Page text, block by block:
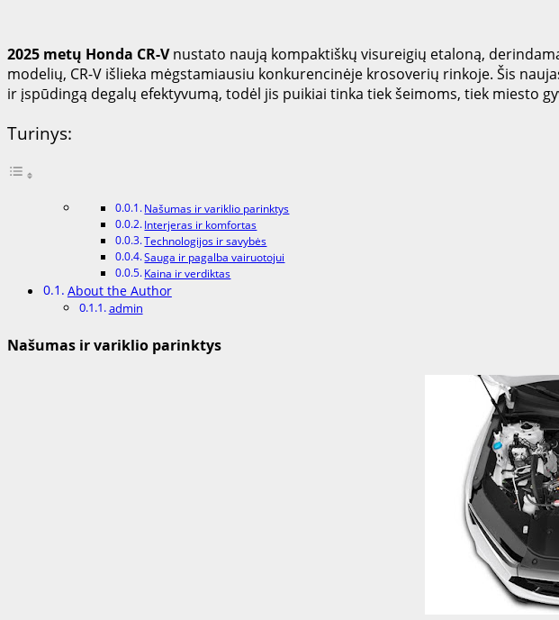
2025 metų Honda CR-Vnustato naują kompaktiškų visureigių etaloną,
modelių, CR-V išlieka mėgstamiausiu konkurencinėje krosoverių rinkoje. Šis
ir įspūdingą degalų efektyvumą, todėl jis puikiai tinka tiek šeimoms, tiek miesto
Turinys:
Našumas ir variklio parinktys
Interjeras ir komfortas
Technologijos ir savybės
Sauga ir pagalba vairuotojui
Kaina ir verdiktas
About the Author
admin
Našumas ir variklio parinktys